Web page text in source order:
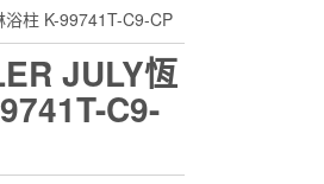
柱 K-99741T-C9-CP
JULY恆
C9-